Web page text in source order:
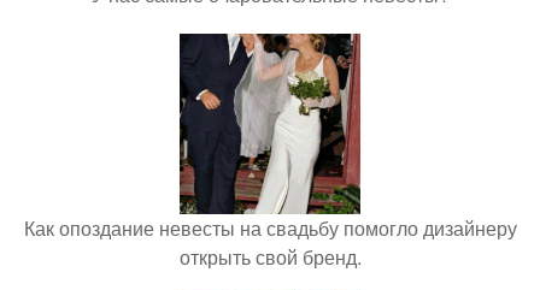
Как опоздание невесты на свадьбу помогло дизайнеру
открыть свой бренд.